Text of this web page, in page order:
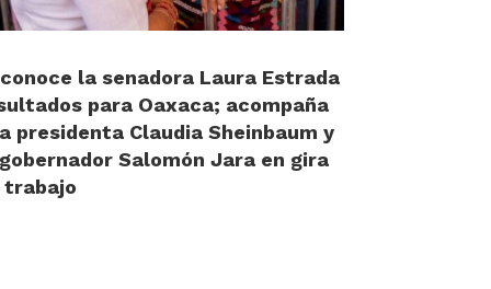
la senadora Laura Estrada
para Oaxaca; acompaña
presidenta Claudia Sheinbaum y
Salomón Jara en gira
trabajo